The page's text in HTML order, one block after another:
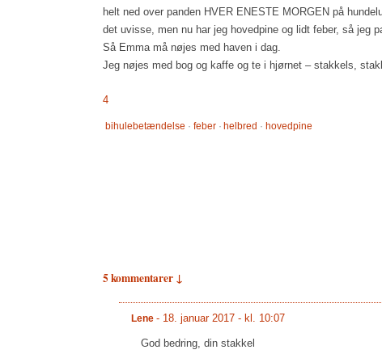
helt ned over panden HVER ENESTE MORGEN på
det uvisse, men nu har jeg hovedpine og lidt feber, så jeg
Så Emma må nøjes med haven i dag.
Jeg nøjes med bog og kaffe og te i hjørnet – stakkels,
4
bihulebetændelse · feber · helbred · hovedpine
5 kommentarer ↓
Lene - 18. januar 2017 - kl. 10:07
God bedring, din stakkel